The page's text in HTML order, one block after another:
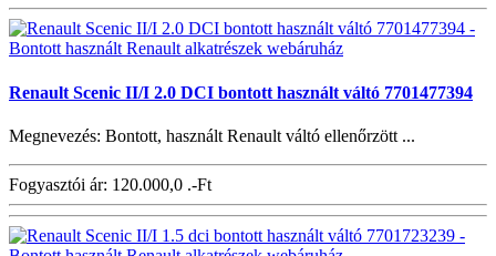
Renault Scenic II/I 2.0 DCI bontott használt váltó 7701477394
Megnevezés: Bontott, használt Renault váltó ellenőrzött ...
Fogyasztói ár: 120.000,0 .-Ft